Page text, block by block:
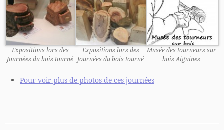
Expositions lors des
Journées du bois tourné
Expositions lors des
Journées du bois tourné
Musée des tourneurs sur
bois Aiguines
Pour voir plus de photos de ces journées